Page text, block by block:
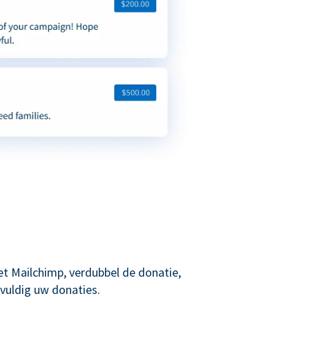
Mailchimp, verdubbel de donatie,
uw donaties.